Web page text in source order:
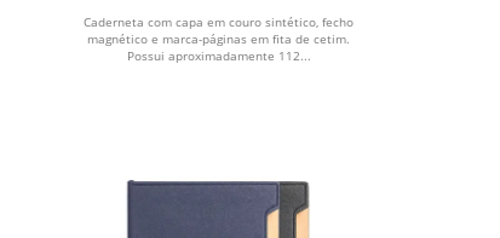
Caderneta com capa em couro sintético, fecho
magnético e marca-páginas em fita de cetim.
Possui aproximadamente 112...